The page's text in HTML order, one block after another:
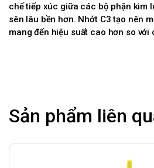
chế tiếp xúc giữa các bộ phận kim
sên lâu bền hơn. Nhớt C3 tạo nên
mang đến hiệu suất cao hơn so với
Sản phẩm liên